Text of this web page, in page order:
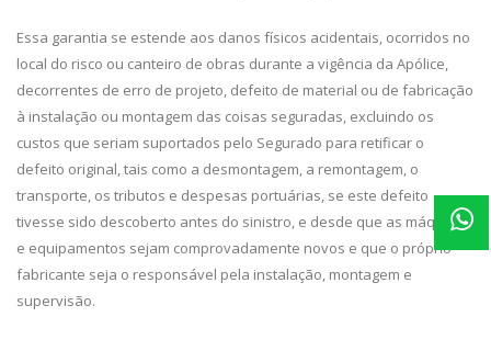
Essa garantia se estende aos danos físicos acidentais, ocorridos no
local do risco ou canteiro de obras durante a vigência da Apólice,
decorrentes de erro de projeto, defeito de material ou de fabricação
à instalação ou montagem das coisas seguradas, excluindo os
custos que seriam suportados pelo Segurado para retificar o
defeito original, tais como a desmontagem, a remontagem, o
transporte, os tributos e despesas portuárias, se este defeito
tivesse sido descoberto antes do sinistro, e desde que as máquinas
e equipamentos sejam comprovadamente novos e que o próprio
fabricante seja o responsável pela instalação, montagem e
supervisão.